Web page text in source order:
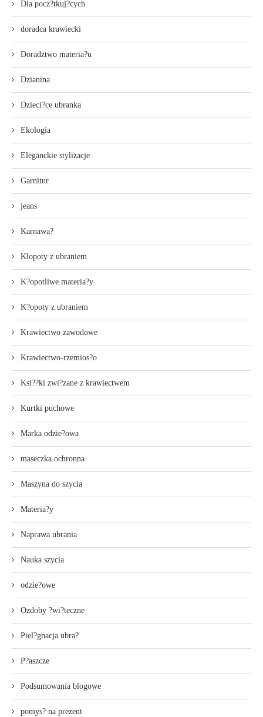
Dla pocz?tkuj?cych
doradca krawiecki
Doradztwo materia?u
Dzianina
Dzieci?ce ubranka
Ekologia
Eleganckie stylizacje
Garnitur
jeans
Karnawa?
Klopoty z ubraniem
K?opotliwe materia?y
K?opoty z ubraniem
Krawiectwo zawodowe
Krawiectwo-rzemios?o
Ksi??ki zwi?zane z krawiectwem
Kurtki puchowe
Marka odzie?owa
maseczka ochronna
Maszyna do szycia
Materia?y
Naprawa ubrania
Nauka szycia
odzie?owe
Ozdoby ?wi?teczne
Piel?gnacja ubra?
P?aszcze
Podsumowania blogowe
pomys? na prezent